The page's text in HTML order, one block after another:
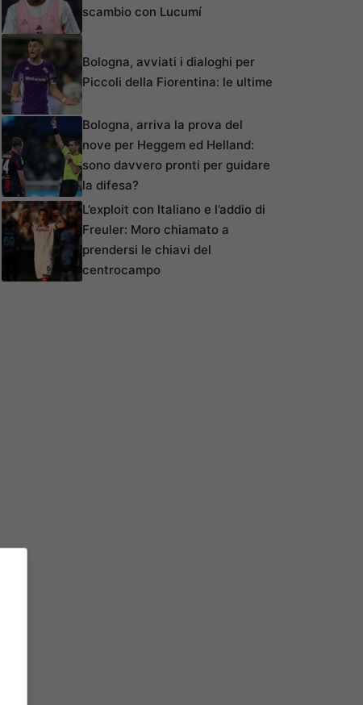
scambio con Lucumí
Bologna, avviati i dialoghi per
Piccoli della Fiorentina: le ultime
Bologna, arriva la prova del
nove per Heggem ed Helland:
sono davvero pronti per guidare
la difesa?
L’exploit con Italiano e l’addio di
Freuler: Moro chiamato a
prendersi le chiavi del
centrocampo